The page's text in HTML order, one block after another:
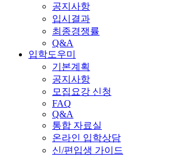
공지사항
입시결과
최종경쟁률
Q&A
입학도우미
기본계획
공지사항
모집요강 신청
FAQ
Q&A
통합 자료실
온라인 입학상담
신/편입생 가이드